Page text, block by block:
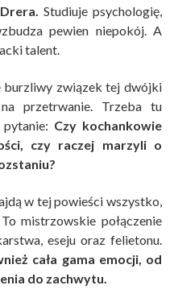
Studiuje psychologię,
pewien niepokój. A
talent.
burzliwy związek tej dwójki
przetrwanie. Trzeba tu
Czy kochankowie
czy raczej marzyli o
w tej powieści wszystko,
mistrzowskie połączenie
eseju oraz felietonu.
cała gama emocji, od
do zachwytu.